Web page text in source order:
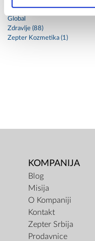
Artzept (3)
Global
Zdravlje (88)
Zepter Kozmetika (1)
KOMPANIJA
Blog
Misija
O Kompaniji
Kontakt
Zepter Srbija
Prodavnice